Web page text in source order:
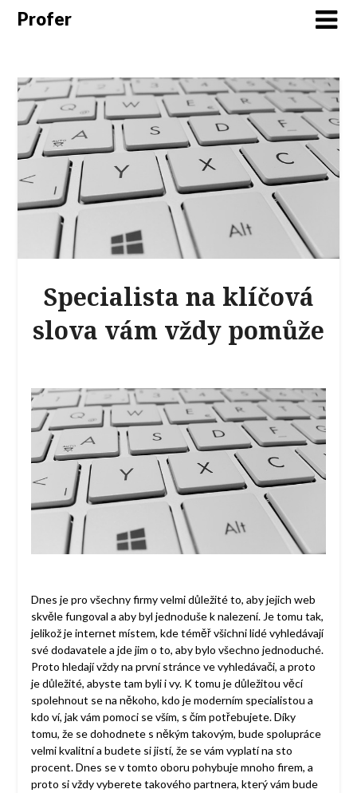
Profer
Specialista na klíčová
slova vám vždy pomůže
Dnes je pro všechny firmy velmi důležité to, aby jejich web
skvěle fungoval a aby byl jednoduše k nalezení. Je tomu tak,
jelikož je internet místem, kde téměř všichni lidé vyhledávají
své dodavatele a jde jim o to, aby bylo všechno jednoduché.
Proto hledají vždy na první stránce ve vyhledávači, a proto
je důležité, abyste tam byli i vy. K tomu je důležitou věcí
spolehnout se na někoho, kdo je moderním specialistou a
kdo ví, jak vám pomoci se vším, s čím potřebujete. Díky
tomu, že se dohodnete s někým takovým, bude spolupráce
velmi kvalitní a budete si jistí, že se vám vyplatí na sto
procent. Dnes se v tomto oboru pohybuje mnoho firem, a
proto si vždy vyberete takového partnera, který vám bude